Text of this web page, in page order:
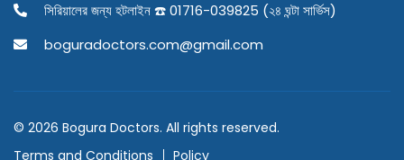
সিরিয়ালের জন্য হটলাইন ☎️ 01716-039825 (২৪ ঘন্টা সার্ভিস)
boguradoctors.com@gmail.com
© 2026 Bogura Doctors. All rights reserved.
Terms and Conditions
Policy